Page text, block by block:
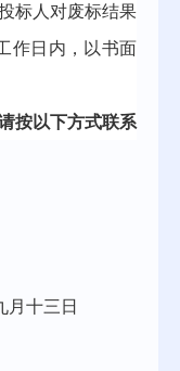
标人对废标结果
作日内，以书面
按以下方式联系
月 十三 日